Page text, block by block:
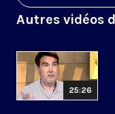
Autres vidéos
25:26